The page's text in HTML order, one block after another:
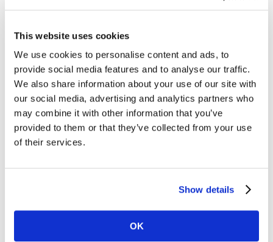
This website uses cookies
We use cookies to personalise content and ads, to
provide social media features and to analyse our traffic.
We also share information about your use of our site with
our social media, advertising and analytics partners who
may combine it with other information that you’ve
provided to them or that they’ve collected from your use
of their services.
Show details
OK
Winnaar - The Fastest Rising Brand Driven
Corona werd erkend als The Fastest Rising Brand
Driven by Meaningful Difference, vanwege het
vermogen om zowel functionele als emotionele
behoeften te vervullen. Kantars experts prezen het
merk voor het inspireren van mensen om te
ontsnappen aan stress en routine en het vieren van de
kracht van verbinding met onze ware aard, met de
Kantar BrandZ Global Top 100 met een merkwaarde
van meer dan $19 miljard, waarmee Corona het meest
Andere awardcategorieën zijn onder meer de Most